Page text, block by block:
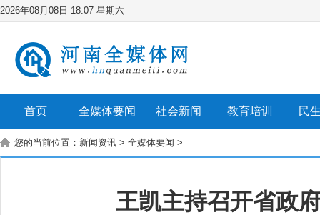
2026年08月08日 18:07 星期六
首页 全媒体要闻 社会新闻 教育培训 民
您的当前位置： 新闻资讯 > 全媒体要闻 >
王凯主持召开省政